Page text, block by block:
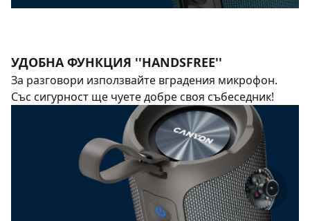
УДОБНА ФУНКЦИЯ ''HANDSFREE''
За разговори използвайте вградения микрофон.
Със сигурност ще чуете добре своя събеседник!